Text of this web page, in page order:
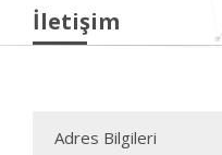
İletişim
Adres Bilgileri